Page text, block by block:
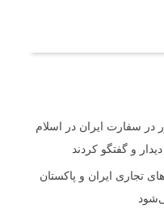
در سفارت ایران در اسلام
و گفتگو کردند
تجاری ایران و پاکستان